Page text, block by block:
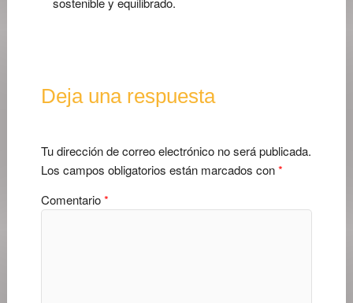
Deja una respuesta
Tu dirección de correo electrónico no será publicada.
Los campos obligatorios están marcados con*
Comentario*